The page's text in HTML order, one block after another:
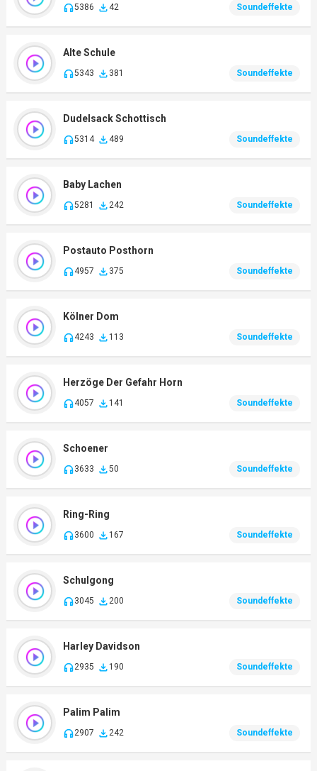
5386 42 Soundeffekte
Alte Schule
5343 381 Soundeffekte
Dudelsack Schottisch
5314 489 Soundeffekte
Baby Lachen
5281 242 Soundeffekte
Postauto Posthorn
4957 375 Soundeffekte
Kölner Dom
4243 113 Soundeffekte
Herzöge Der Gefahr Horn
4057 141 Soundeffekte
Schoener
3633 50 Soundeffekte
Ring-Ring
3600 167 Soundeffekte
Schulgong
3045 200 Soundeffekte
Harley Davidson
2935 190 Soundeffekte
Palim Palim
2907 242 Soundeffekte